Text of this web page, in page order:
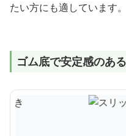
たい方にも適しています。
ゴム底で安定感のあ